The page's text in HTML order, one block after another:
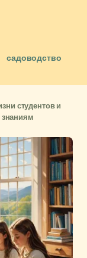
садоводство
студентов и